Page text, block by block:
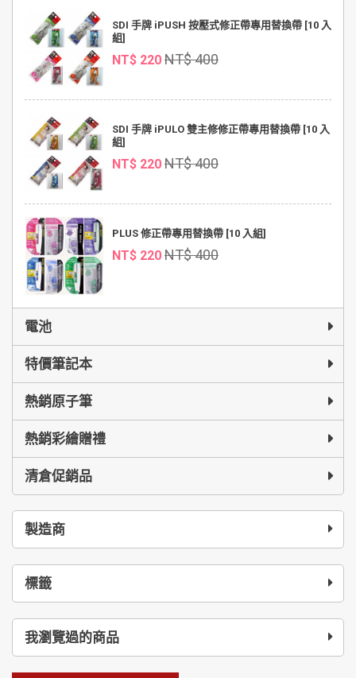
SDI 手牌 iPUSH 按壓式修正帶專用替換帶 [10 入
組]
NT$ 220 NT$ 400
SDI 手牌 iPULO 雙主修修正帶專用替換帶 [10 入
組]
NT$ 220 NT$ 400
PLUS 修正帶專用替換帶 [10 入組]
NT$ 220 NT$ 400
電池
特價筆記本
熱銷原子筆
熱銷彩繪贈禮
清倉促銷品
製造商
標籤
我瀏覽過的商品